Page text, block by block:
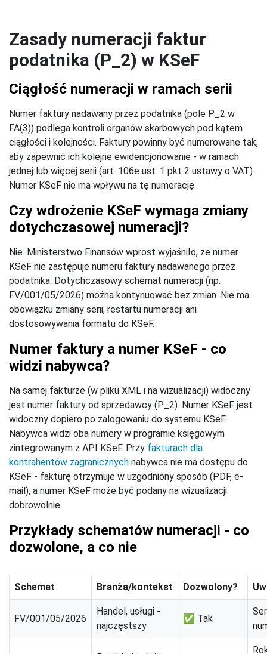
Zasady numeracji faktur
podatnika (P_2) w KSeF
Ciągłość numeracji w ramach serii
Numer faktury nadawany przez podatnika (pole P_2 w
FA(3)) podlega kontroli organów skarbowych pod kątem
ciągłości i kolejności. Faktury powinny być numerowane tak,
aby zapewnić ich kolejne ewidencjonowanie - w ramach
jednej lub więcej serii (art. 106e ust. 1 pkt 2 ustawy o VAT).
Numer KSeF nie ma wpływu na tę numerację.
Czy wdrożenie KSeF wymaga zmiany
dotychczasowej numeracji?
Nie. Ministerstwo Finansów wprost wyjaśniło, że numer
KSeF nie zastępuje numeru faktury nadawanego przez
podatnika. Dotychczasowy schemat numeracji (np.
FV/001/05/2026) można kontynuować bez zmian. Nie ma
obowiązku zmiany serii, restartu numeracji ani
dostosowywania formatu do KSeF.
Numer faktury a numer KSeF - co
widzi nabywca?
Na samej fakturze (w pliku XML i na wizualizacji) widoczny
jest numer faktury od sprzedawcy (P_2). Numer KSeF jest
widoczny dopiero po zalogowaniu do systemu KSeF.
Nabywca widzi oba numery w programie księgowym
zintegrowanym z API KSeF. Przy fakturach dla
kontrahentów zagranicznych nabywca nie ma dostępu do
KSeF - fakturę otrzymuje w uzgodniony sposób (PDF, e-
mail), a numer KSeF może być podany na wizualizacji
dobrowolnie.
Przykłady schematów numeracji - co
dozwolone, a co nie
Schemat Branża/kontekst Dozwolony?
FV/001/05/2026
Handel, usługi -
najczęstszy
✅ Tak